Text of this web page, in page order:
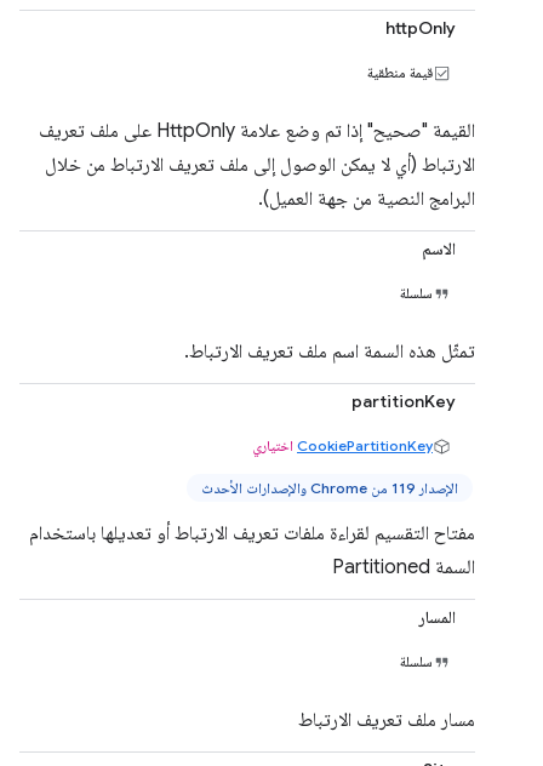
httpOnly
قيمة منطقية
القيمة "صحيح" إذا تم وضع علامة HttpOnly على ملف تعريف
الارتباط (أي لا يمكن الوصول إلى ملف تعريف الارتباط من خلال
البرامج النصية من جهة العميل).
الاسم
سلسلة
تمثّل هذه السمة اسم ملف تعريف الارتباط.
partitionKey
CookiePartitionKey اختياري
الإصدار 119 من Chrome والإصدارات الأحدث
مفتاح التقسيم لقراءة ملفات تعريف الارتباط أو تعديلها باستخدام
السمة Partitioned
المسار
سلسلة
مسار ملف تعريف الارتباط